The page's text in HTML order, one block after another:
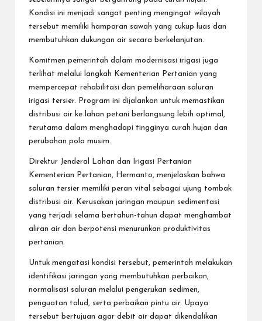
Kondisi ini menjadi sangat penting mengingat wilayah
tersebut memiliki hamparan sawah yang cukup luas dan
membutuhkan dukungan air secara berkelanjutan.
Komitmen pemerintah dalam modernisasi irigasi juga
terlihat melalui langkah Kementerian Pertanian yang
mempercepat rehabilitasi dan pemeliharaan saluran
irigasi tersier. Program ini dijalankan untuk memastikan
distribusi air ke lahan petani berlangsung lebih optimal,
terutama dalam menghadapi tingginya curah hujan dan
perubahan pola musim.
Direktur Jenderal Lahan dan Irigasi Pertanian
Kementerian Pertanian, Hermanto, menjelaskan bahwa
saluran tersier memiliki peran vital sebagai ujung tombak
distribusi air. Kerusakan jaringan maupun sedimentasi
yang terjadi selama bertahun-tahun dapat menghambat
aliran air dan berpotensi menurunkan produktivitas
pertanian.
Untuk mengatasi kondisi tersebut, pemerintah melakukan
identifikasi jaringan yang membutuhkan perbaikan,
normalisasi saluran melalui pengerukan sedimen,
penguatan talud, serta perbaikan pintu air. Upaya
tersebut bertujuan agar debit air dapat dikendalikan